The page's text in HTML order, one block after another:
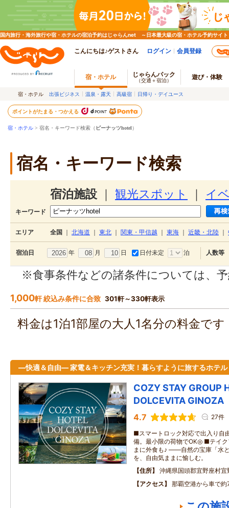
国内旅行・海外旅行や宿・ホテルの宿泊予約はじゃらんnet ～日本最大級の宿・ホテル予約サイト
こんにちは♪ゲストさん ログイン 会員登録
宿・ホテル じゃらんパック
（交通＋宿泊） 遊び・体験
宿・ホテル 出張ビジネス 温泉・露天 高級宿 日帰り・デイユース
ポイントがたまる・つかえる
宿・ホテル > 宿名・キーワード検索（ ピーナッツhotel）
宿名・キーワード検索
宿泊施設 観光スポット イ
キーワード
エリア 全国 北海道 東北 関東・甲信越 東海 近畿・北陸
宿泊日 年 月 日 日付未定 泊 人数等
※食事条件などの諸条件については、
1,000軒 絞込み条件に合致 301軒～330軒表示
料金は1泊1部屋の大人1名分の料金で
―快適＆自由― 家電＆キッチン充実！暮らすように旅するホテル
COZY STAY GROUP
DOLCEVITA GINOZA
4.7 27件
■スマートロック対応で出入り自
備。最小限の荷物でOK◎ ■テイ
まに外食も♪ ――自然の宝庫「水
を、自由気ままに愉しむ。
住所
沖縄県国頭郡宜野座村
アクセス
那覇空港から車で